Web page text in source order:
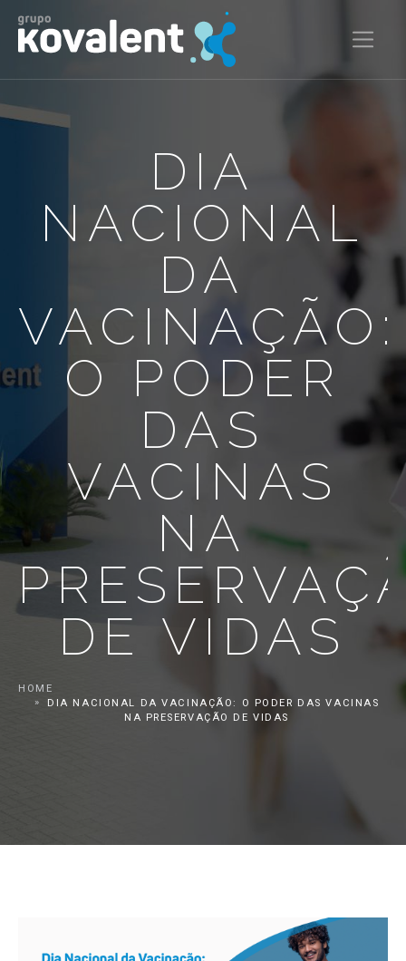
DIA
NACIONAL
DA
VACINAÇÃO:
O PODER
DAS
VACINAS
NA
DE VIDAS
HOME
DIA NACIONAL DA VACINAÇÃO: O PODER DAS VACINAS
NA PRESERVAÇÃO DE VIDAS